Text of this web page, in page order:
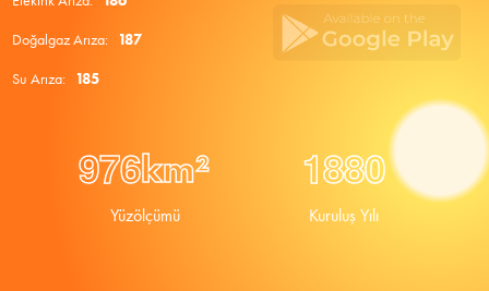
Doğalgaz Arıza: 187
Su Arıza: 185
976km²
Yüzölçümü
1880
Kuruluş Yılı